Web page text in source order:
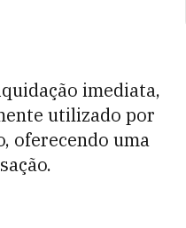
imediata,
utilizado por
oferecendo uma